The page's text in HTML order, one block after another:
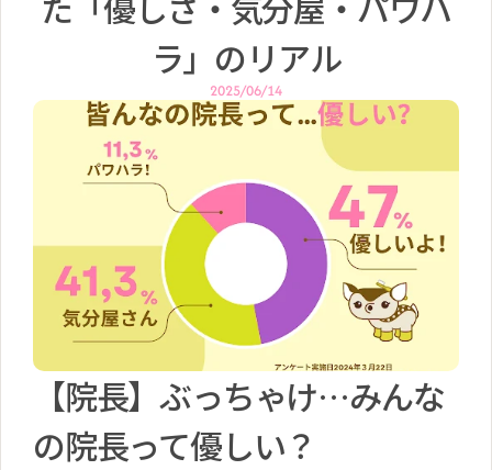
ラ」のリアル
2025/06/14
【院長】ぶっちゃけ…みんな
の院長って優しい？